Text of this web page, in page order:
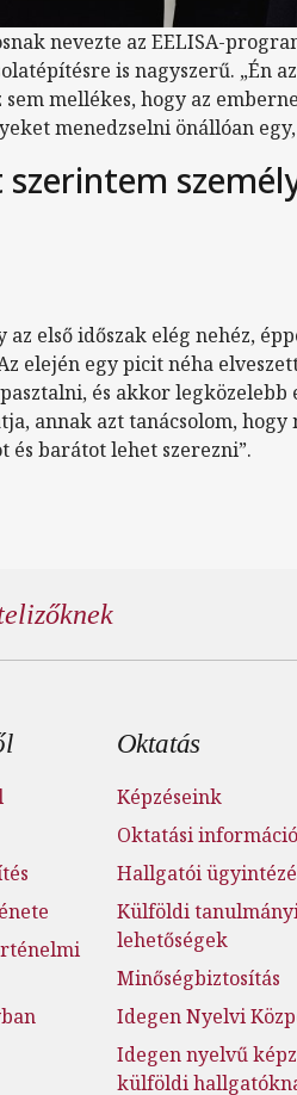
nevezte az EELISA-
is nagyszerű. „Én
mellékes, hogy az
menedzselni önállóan
az első időszak elég nehéz,
elején egy picit néha
és akkor
annak azt tanácsolom,
és barátot lehet szerezni”.
Oktatás
Képzéseink
Oktatási
Hallgatói
Külföldi
lehetőségek
Minőségbiztosítás
Idegen Nyelvi
Idegen nyelvű
külföldi